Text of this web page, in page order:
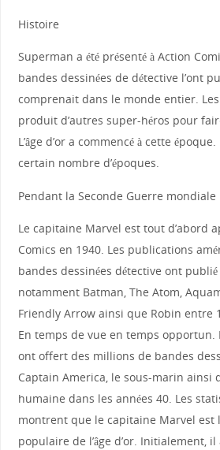
Histoire
Superman a été présenté à Action
bandes dessinées de détective l’ont
comprenait dans le monde entier.
produit d’autres super-héros pour
L’âge d’or a commencé à cette
certain nombre d’époques.
Pendant la Seconde Guerre mondiale
Le capitaine Marvel est tout d’abord
Comics en 1940. Les publications
bandes dessinées détective ont
notamment Batman, The Atom,
Friendly Arrow ainsi que Robin entre
En temps de vue en temps opportun.
ont offert des millions de bandes
Captain America, le sous-marin ainsi
humaine dans les années 40. Les
montrent que le capitaine Marvel est
populaire de l’âge d’or. Initialement,